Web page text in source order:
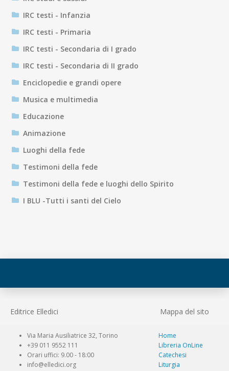
IRC testi - Infanzia
IRC testi - Primaria
IRC testi - Secondaria di I grado
IRC testi - Secondaria di II grado
Enciclopedie e grandi opere
Musica e multimedia
Educazione
Animazione
Luoghi della fede
Testimoni della fede
Testimoni della fede e luoghi dello Spirito
I BLU -Tutti i santi del Cielo
Editrice Elledici Mappa del sito
Via Maria Ausiliatrice 32, Torino
+39 011 9552 111
Orari uffici: 9.00 - 18:00
info@elledici.org
Home
Libreria OnLine
Catechesi
Liturgia